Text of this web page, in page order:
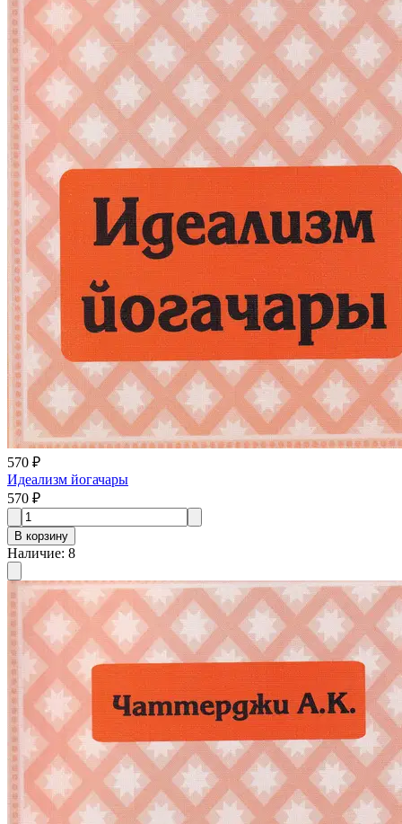
570 ₽
Идеализм йогачары
570 ₽
В корзину
Наличие: 8